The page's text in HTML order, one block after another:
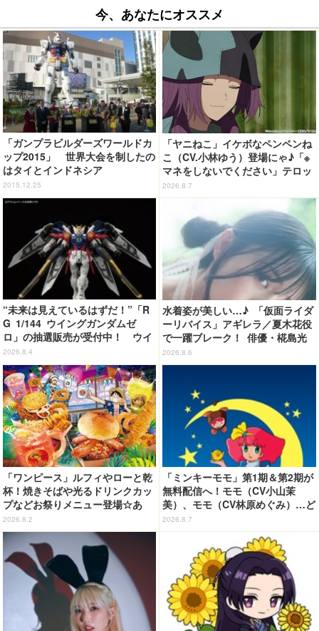
今、あなたにオススメ
「ガンプラビルダーズワールドカ
ップ2015」 世界大会を制したの
はタイとインドネシア
2015.12.25
「ヤニねこ」イケボなペンペンね
こ（CV.小林ゆう）登場にゃ♪「※
マネをしないでください」テロッ
プや、アルねこ失踪で江ノ島が聖
地になっちゃう!?「今期の癒し
枠」「怒られない回」第6話【ネ
タバレあり反応まとめ】
2026.8.7
“未来は見えているはずだ！”「R
G 1/144 ウイングガンダムゼ
ロ」の抽選販売が受付中！ ウイ
ングバインダーにRGならではの
ギミックを搭載
2026.8.4
水着姿が美しい…♪ 「仮面ライダ
ーリバイス」アギレラ／夏木花役
で一躍ブレーク！ 俳優・椛島光
の2nd写真集が予約開始
2026.8.6
「ワンピース」ルフィやローと乾
杯！焼きそばや光るドリンクカッ
プなどお祭りメニュー登場☆あ
の“麦わら帽子”もグッズ化!? 【U
SJ「ワンピース・プレミア・サマ
ー」が開幕】
2026.8.2
「ミンキーモモ」第1期＆第2期が
無料配信へ！モモ（CV小山茉
美）、モモ（CV林原めぐみ）…ど
ちらも楽しめる☆【8月10日～】
2026.8.7